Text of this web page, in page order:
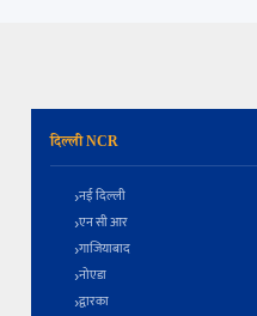
दिल्ली NCR
नई दिल्ली
एन सी आर
गाजियाबाद
नोएडा
द्वारका